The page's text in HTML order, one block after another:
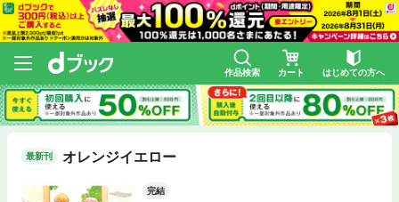
作品検索 カート はじめての方へ
最新刊 オレンジイエロー
完結